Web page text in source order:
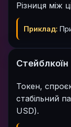
Різниця між
Приклад:
Стейблкоїн
Токен,
стабільний
USD).